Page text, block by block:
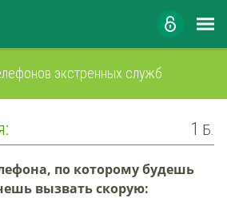
экстренных служб
1 Б.
по которому будешь
вызвать скорую: